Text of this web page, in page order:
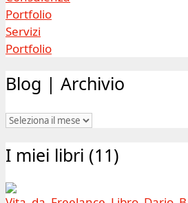
Portfolio
Servizi
Portfolio
Blog | Archivio
Blog
Archivio
I miei libri (11)